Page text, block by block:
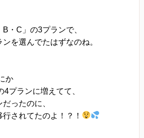
・C」の3プランで、
を選んでたはずなのね。
か
4プランに増えてて、
ったのに、
されてたのよ！？！